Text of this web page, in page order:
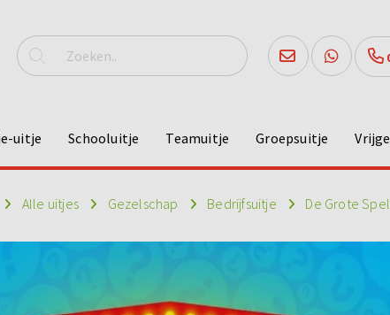
uitje Schooluitje Teamuitje Groepsuitje
Alle uitjes Gezelschap Bedrijfsuitje De Grote